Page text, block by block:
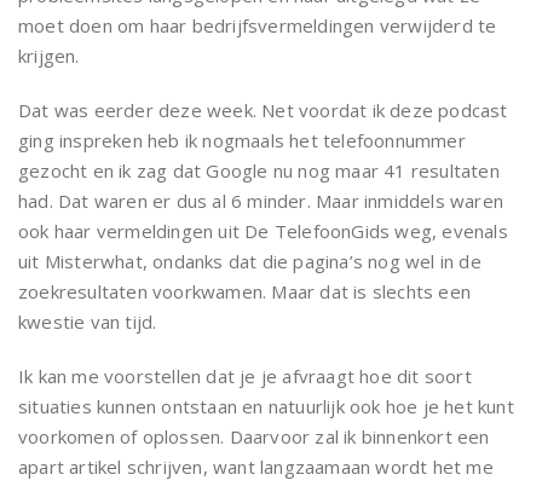
moet doen om haar bedrijfsvermeldingen verwijderd te
krijgen.
Dat was eerder deze week. Net voordat ik deze podcast
ging inspreken heb ik nogmaals het telefoonnummer
gezocht en ik zag dat Google nu nog maar 41 resultaten
had. Dat waren er dus al 6 minder. Maar inmiddels waren
ook haar vermeldingen uit De TelefoonGids weg, evenals
uit Misterwhat, ondanks dat die pagina’s nog wel in de
zoekresultaten voorkwamen. Maar dat is slechts een
kwestie van tijd.
Ik kan me voorstellen dat je je afvraagt hoe dit soort
situaties kunnen ontstaan en natuurlijk ook hoe je het kunt
voorkomen of oplossen. Daarvoor zal ik binnenkort een
apart artikel schrijven, want langzaamaan wordt het me